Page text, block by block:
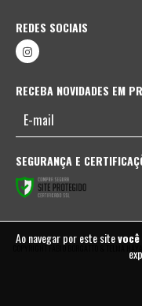
Ao navegar por este site
REDES SOCIAIS
RECEBA NOVIDADES EM
SEGURANÇA E
COPYRIGHT FABIO BORGATTO & TELMA